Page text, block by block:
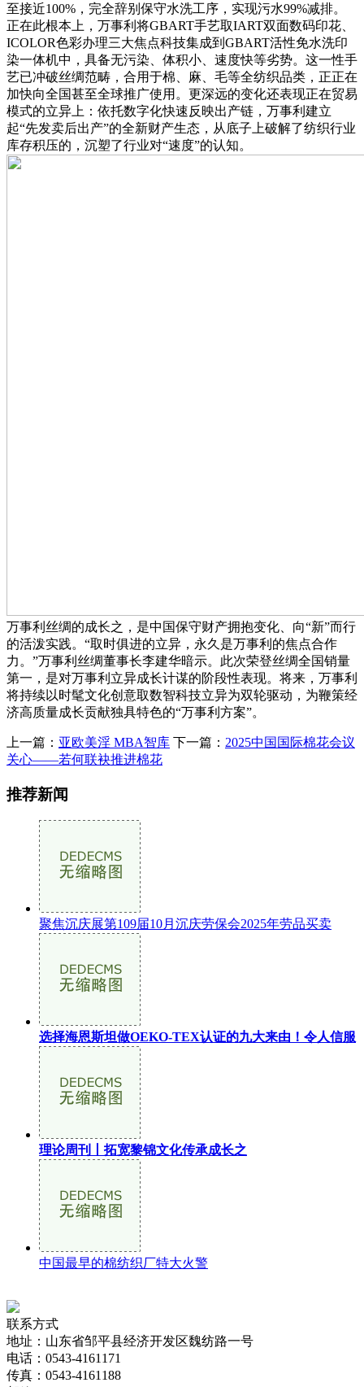
至接近100%，完全辞别保守水洗工序，实现污水99%减排。
正在此根本上，万事利将GBART手艺取IART双面数码印花、
ICOLOR色彩办理三大焦点科技集成到GBART活性免水洗印
染一体机中，具备无污染、体积小、速度快等劣势。这一性手
艺已冲破丝绸范畴，合用于棉、麻、毛等全纺织品类，正正在
加快向全国甚至全球推广使用。更深远的变化还表现正在贸易
模式的立异上：依托数字化快速反映出产链，万事利建立
起“先发卖后出产”的全新财产生态，从底子上破解了纺织行业
库存积压的，沉塑了行业对“速度”的认知。
万事利丝绸的成长之，是中国保守财产拥抱变化、向“新”而行
的活泼实践。“取时俱进的立异，永久是万事利的焦点合作
力。”万事利丝绸董事长李建华暗示。此次荣登丝绸全国销量
第一，是对万事利立异成长计谋的阶段性表现。将来，万事利
将持续以时髦文化创意取数智科技立异为双轮驱动，为鞭策经
济高质量成长贡献独具特色的“万事利方案”。
上一篇： 亚欧美淫 MBA智库 下一篇： 2025中国国际棉花会议
关心——若何联袂推进棉花
推荐新闻
聚焦沉庆展第109届10月沉庆劳保会2025年劳品买卖
选择海恩斯坦做OEKO-TEX认证的九大来由！令人信服
理论周刊丨拓宽黎锦文化传承成长之
中国最早的棉纺织厂特大火警
联系方式
地址：山东省邹平县经济开发区魏纺路一号
电话：0543-4161171
传真：0543-4161188